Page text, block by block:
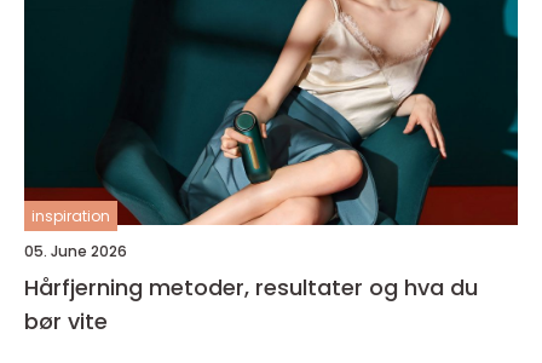
inspiration
05. June 2026
Hårfjerning metoder, resultater og hva du
bør vite